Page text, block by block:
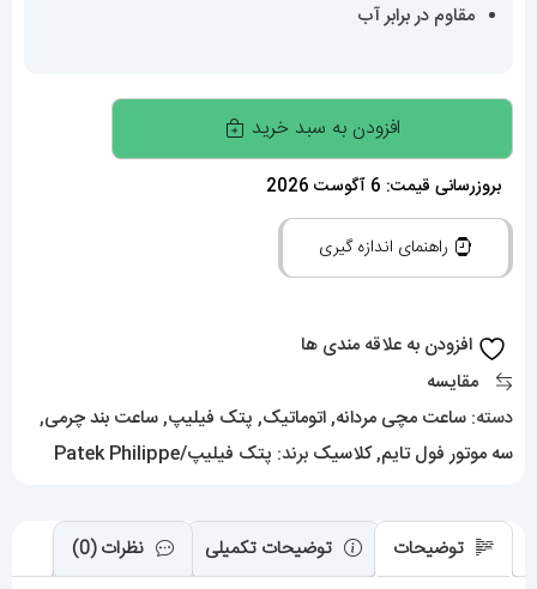
مقاوم در برابر آب
ساعت
پتک
فیلیپ
مردانه
اتوماتیک
بند
صفحه
Patek
Philippe
افزودن به سبد خرید
بروزرسانی قیمت: 6 آگوست 2026
راهنمای اندازه گیری
افزودن به علاقه مندی ها
مقایسه
دسته: ساعت مچی مردانه,اتوماتیک, پتک فیلیپ,ساعت بند چرمی,
سه موتور فول تایم,کلاسیک برند: پتک فیلیپ/Patek Philippe
توضیحات توضیحات تکمیلی نظرات (0)